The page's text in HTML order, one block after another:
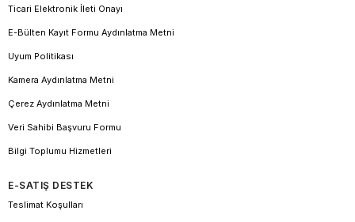
Ticari Elektronik İleti Onayı
E-Bülten Kayıt Formu Aydınlatma Metni
Uyum Politikası
Kamera Aydınlatma Metni
Çerez Aydınlatma Metni
Veri Sahibi Başvuru Formu
Bilgi Toplumu Hizmetleri
E-SATIŞ DESTEK
Teslimat Koşulları